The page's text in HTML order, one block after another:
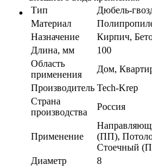
Тип
Дюбель-
Материал
Назначение
Кирпич,
Длина, мм
100
Область
применения
Дом,
Производитель Tech-Krep
Страна
производства
Россия
Применение
(ПП),
Стоечный
Диаметр
8